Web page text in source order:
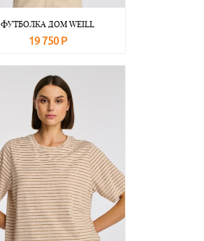
ФУТБОЛКА ДОМ WEILL
19 750 Р